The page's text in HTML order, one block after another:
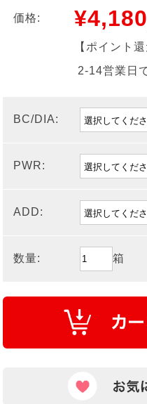
価格:
【ポイント
2-14営業日
BC/DIA:
PWR:
ADD:
数量: 箱